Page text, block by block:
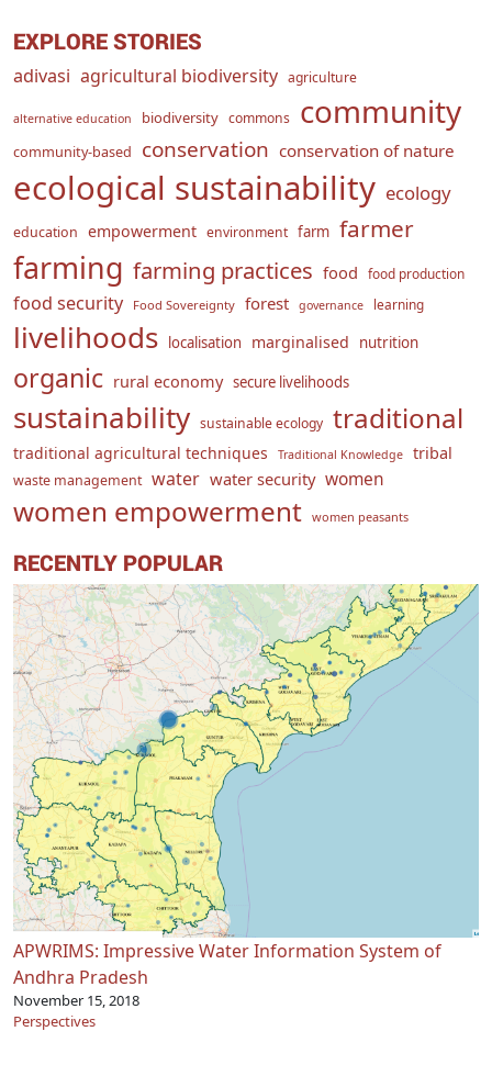
EXPLORE STORIES
adivasi agricultural biodiversity agriculture
alternative education biodiversity commons community
community-based conservation conservation of nature
ecological sustainability ecology
education empowerment environment farm farmer
farming farming practices food food production
food security Food Sovereignty forest governance learning
livelihoods localisation marginalised nutrition
organic rural economy secure livelihoods
sustainability sustainable ecology traditional
traditional agricultural techniques Traditional Knowledge tribal
waste management water water security women
women empowerment women peasants
RECENTLY POPULAR
APWRIMS: Impressive Water Information System of
Andhra Pradesh
November 15, 2018
Perspectives